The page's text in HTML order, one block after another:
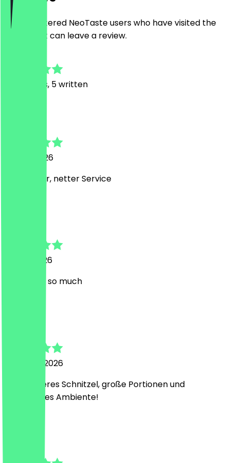
Only registered NeoTaste users who have visited the
restaurant can leave a review.
Reviews, 5 written
27 July 2026
sehr lecker, netter Service
18 May 2026
Thank you so much
23 March 2026
Sehr leckeres Schnitzel, große Portionen und
gemütliches Ambiente!